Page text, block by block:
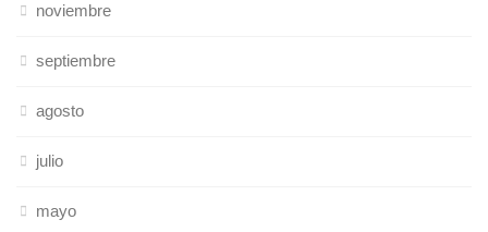
noviembre
septiembre
agosto
julio
mayo